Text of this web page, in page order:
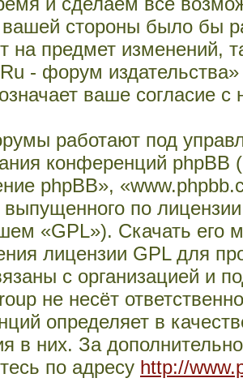
вашей стороны было бы
на предмет изменений,
- форум
ваше согласие с
работают под
конференций
phpBB»,
выпущенного по
«GPL»). Скачать его
лицензии GPL для
с организацией и
не несёт
определяет в
в них. За
по адресу http://